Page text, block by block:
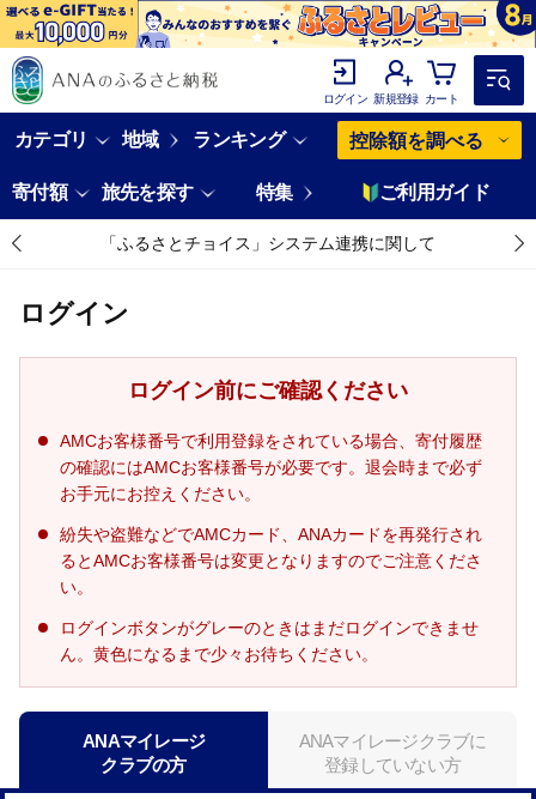
ログイン 新規登録 カート
カテゴリ 地域 ランキング 控除額を調べる
寄付額 旅先を探す 特集 ご利用ガイド
「ふるさとチョイス」システム連携に関して
ログイン
ログイン前にご確認ください
AMCお客様番号で利用登録をされている場合、寄付履歴
の確認にはAMCお客様番号が必要です。退会時まで必ず
お手元にお控えください。
紛失や盗難などでAMCカード、ANAカードを再発行され
るとAMCお客様番号は変更となりますのでご注意くださ
い。
ログインボタンがグレーのときはまだログインできませ
ん。黄色になるまで少々お待ちください。
ANAマイレージ
クラブの方
ANAマイレージクラブに
登録していない方